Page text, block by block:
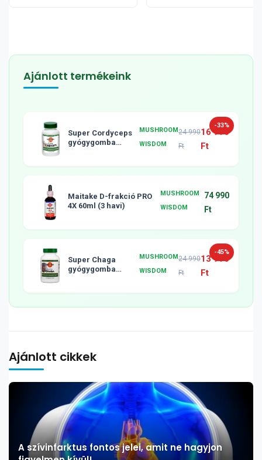
Ajánlott termékeink
-33%
Super Cordyceps
gyógygomba
MUSHROOM
WISDOM
24 990
Ft
16 990
Ft
Maitake D-frakció PRO
4X 60ml (3 havi)
MUSHROOM
WISDOM
74 990
Ft
-45%
Super Chaga
gyógygomba
MUSHROOM
WISDOM
24 990
Ft
13 990
Ft
Ajánlott cikkek
A szívinfarktus fontos jelei, amit ne hagyjon